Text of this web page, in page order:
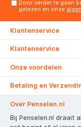
Door verder te gaan
gelezen en onze
Klantenservice
Klantenservice
Onze voordelen
Betaling en
Over Penselen.nl
Bij Penselen.nl draait